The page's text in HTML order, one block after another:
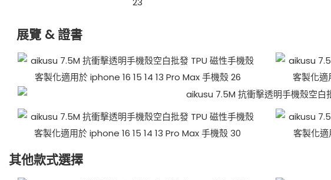
展覽 & 證書
其他款式選擇